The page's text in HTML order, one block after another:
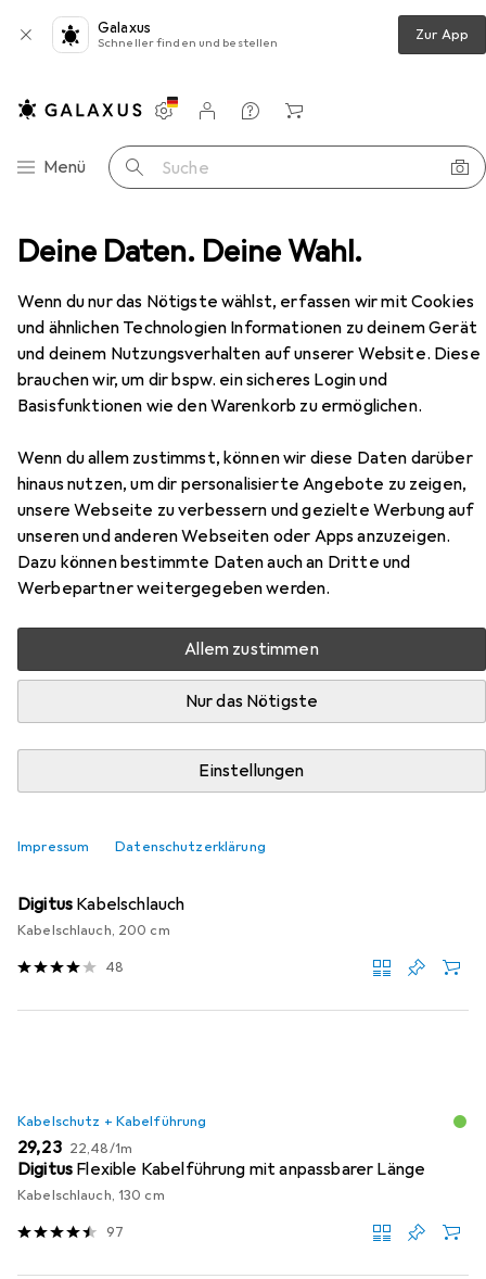
Deine Daten. Deine Wahl.
Wenn du nur das Nötigste wählst, erfassen wir mit Cookies
und ähnlichen Technologien Informationen zu deinem Gerät
und deinem Nutzungsverhalten auf unserer Website. Diese
brauchen wir, um dir bspw. ein sicheres Login und
Basisfunktionen wie den Warenkorb zu ermöglichen.
Wenn du allem zustimmst, können wir diese Daten darüber
hinaus nutzen, um dir personalisierte Angebote zu zeigen,
unsere Webseite zu verbessern und gezielte Werbung auf
unseren und anderen Webseiten oder Apps anzuzeigen.
Dazu können bestimmte Daten auch an Dritte und
Werbepartner weitergegeben werden.
Allem zustimmen
Nur das Nötigste
Einstellungen
Impressum Datenschutzerklärung
Galaxus
Schneller finden und bestellen Zur App
Navigation nach Kategorien
Menü Suche
Einstellungen
Kundenkonto
Vergleichslisten
Merklisten
Warenkorb
Digitus Universal Vierfach Monitor Halter
EUR
93,41
DigitusUniversal Vierfach Monitor
Halter
Tisch, 27", 8 kg
Zubehör für Digitus Universal
Vierfach Monitor Halter
Hier findest du passendes Zubehör zum Produkt Digitus
Universal Vierfach Monitor Halter aus den Kategorien
Kabelschutz + Kabelführung und Videokabel.
Relevanz
Produktliste
Kabelschutz + Kabelführung
Digitus Kabelschlauch
Kabelschlauch, 200 cm
48
Kabelschutz + Kabelführung
EUR
29,23 EUR
22,48/1m
Digitus Flexible Kabelführung mit anpassbarer Länge
Kabelschlauch, 130 cm
97